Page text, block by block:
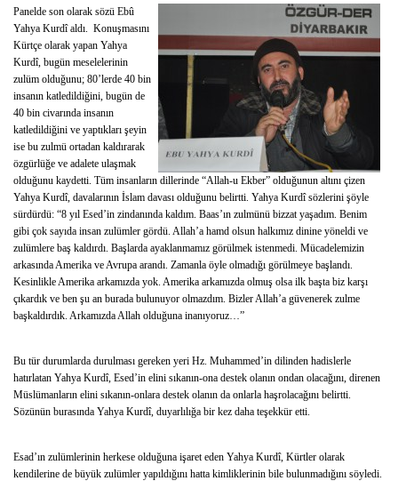
Panelde son olarak sözü Ebû
Yahya Kurdî aldı. Konuşmasını
Kürtçe olarak yapan Yahya
Kurdî, bugün meselelerinin
zulüm olduğunu; 80’lerde 40 bin
insanın katledildiğini, bugün de
40 bin civarında insanın
katledildiğini ve yaptıkları şeyin
ise bu zulmü ortadan kaldırarak
özgürlüğe ve adalete ulaşmak
olduğunu kaydetti. Tüm insanların dillerinde “Allah-u Ekber” olduğunun altını çizen
Yahya Kurdî, davalarının İslam davası olduğunu belirtti. Yahya Kurdî sözlerini şöyle
sürdürdü: “8 yıl Esed’in zindanında kaldım. Baas’ın zulmünü bizzat yaşadım. Benim
gibi çok sayıda insan zulümler gördü. Allah’a hamd olsun halkımız dinine yöneldi ve
zulümlere baş kaldırdı. Başlarda ayaklanmamız görülmek istenmedi. Mücadelemizin
arkasında Amerika ve Avrupa arandı. Zamanla öyle olmadığı görülmeye başlandı.
Kesinlikle Amerika arkamızda yok. Amerika arkamızda olmuş olsa ilk başta biz karşı
çıkardık ve ben şu an burada bulunuyor olmazdım. Bizler Allah’a güvenerek zulme
başkaldırdık. Arkamızda Allah olduğuna inanıyoruz…”
Bu tür durumlarda durulması gereken yeri Hz. Muhammed’in dilinden hadislerle
hatırlatan Yahya Kurdî, Esed’in elini sıkanın-ona destek olanın ondan olacağını, direnen
Müslümanların elini sıkanın-onlara destek olanın da onlarla haşrolacağını belirtti.
Sözünün burasında Yahya Kurdî, duyarlılığa bir kez daha teşekkür etti.
Esad’ın zulümlerinin herkese olduğuna işaret eden Yahya Kurdî, Kürtler olarak
kendilerine de büyük zulümler yapıldığını hatta kimliklerinin bile bulunmadığını söyledi.